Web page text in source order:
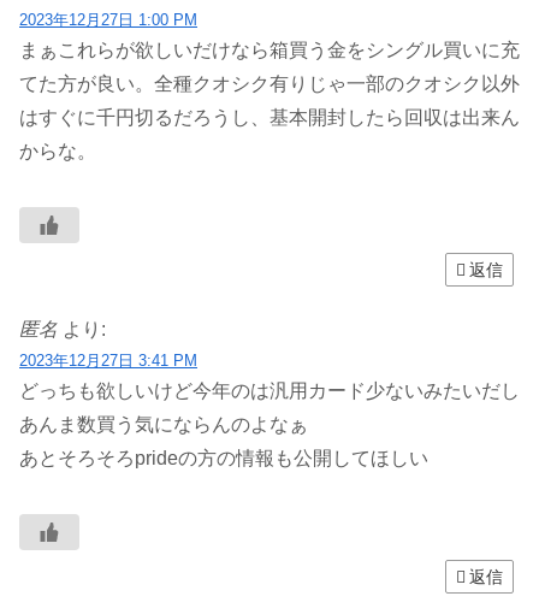
2023年12月27日 1:00 PM
まぁこれらが欲しいだけなら箱買う金をシングル買いに充
てた方が良い。全種クオシク有りじゃ一部のクオシク以外
はすぐに千円切るだろうし、基本開封したら回収は出来ん
からな。
返信
匿名 より:
2023年12月27日 3:41 PM
どっちも欲しいけど今年のは汎用カード少ないみたいだし
あんま数買う気にならんのよなぁ
あとそろそろprideの方の情報も公開してほしい
返信